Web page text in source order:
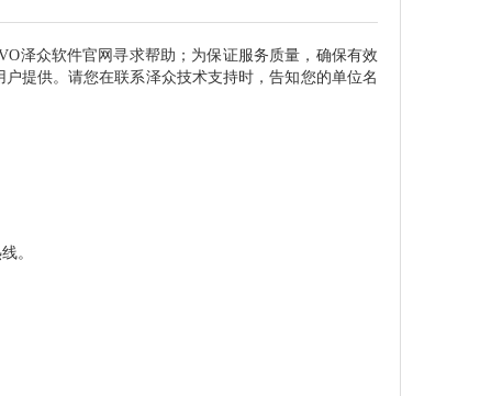
泽众软件官网寻求帮助；为保证服务质量，确保有效
提供。请您在联系泽众技术支持时，告知您的单位名
。